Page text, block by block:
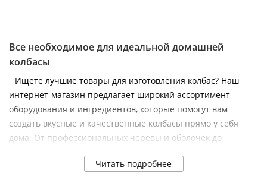
Все необходимое для идеальной домашней
колбасы
Ищете лучшие товары для изготовления колбас? Наш
интернет-магазин предлагает широкий ассортимент
оборудования и ингредиентов, которые помогут вам
создать вкусные и качественные колбасы прямо у себя
дома. От профессиональных черевы и оболочек до
всё для вашего кулинарного успеха.
Читать подробнее